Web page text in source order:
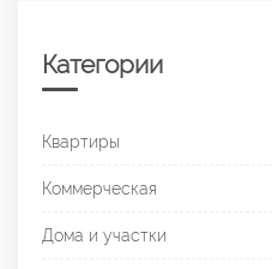
Категории
Квартиры
Коммерческая
Дома и участки